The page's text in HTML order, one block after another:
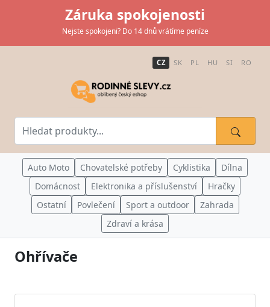
Záruka spokojenosti
Nejste spokojeni? Do 14 dnů vrátíme peníze
CZ SK PL HU SI RO
Auto Moto Chovatelské potřeby Cyklistika
Dílna
Domácnost
Elektronika a příslušenství
Hračky
Ostatní
Povlečení Sport a outdoor
Zahrada
Zdraví a krása
Ohřívače